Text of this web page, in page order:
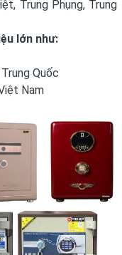
Trung Phụng, Trung
lớn như:
Quốc
Nam